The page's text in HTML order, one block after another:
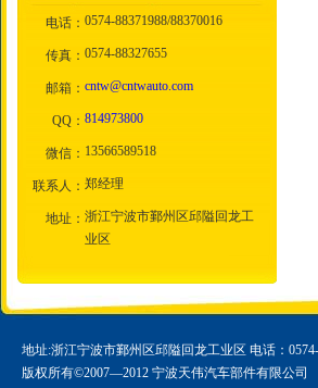
电话： 0574-88371988/88370016
传真： 0574-88327655
邮箱： cntw@cntwauto.com
QQ： 814973800
微信： 13566589518
联系人： 郑经理
地址： 浙江宁波市鄞州区邱隘回龙工
业区
地址:浙江宁波市鄞州区邱隘回龙工业区 电话：0574-
版权所有©2007—2012 宁波天伟汽车部件有限公司